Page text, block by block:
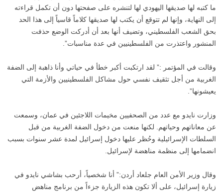
ما كتبه لها صديقها اليهودي لها لتنشره على صفحتها دون أن تكمل قراءته
إلى النهاية، وإنها لم تتوقع أن يكتب لها صديقها كلاماً قاسياً إلى هذا الحد
بحق الشعب الفلسطيني، وتضيف أنها بعد أن أدركت الوضع حذفت
المنشور واعتذرت من الفلسطينيين في عدة مناسبات”.
وقالت في المؤتمر :” لقد ارتكبت أكبر خطأ في حياتي وأنا ذاهبة إلى الضفة
الغربية من أجل تثقيف نفسي حول مشاكل الفلسطينيين والأزمة التي
يعيشونها”.
وزارت نايدو مع عدد من الصحفيين مخيمات اللاجئين في عمان، وسمعت
عن معاناتهم وحياتهم. لكنها منعت من دخول الضفة الغربية من قبل
السلطات الإسرائيلية وحُظر عليها دخول إسرائيل لمدة عشر سنوات بسبب
انضمامها إلى منظمة مناهضة لإسرائيل.
وقال وزير الأمن العام جلعاد أردن:” أنا شخصياً، أرحب بشاشي نايدو في
زيارة إسرائيل، على ألا تكون هذه الزيارة جزءاً من برنامج مناهض